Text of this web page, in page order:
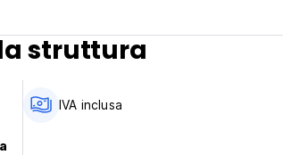
di valore possono essere gestiti in una
stazione di Otaru, ritiro bagagli gratuito e
Resort 40 minuti, Sapporo Kokusai Ski
Tenguyama Ski Resort 5 minuti, ideale
from original language)
struttura
IVA inclusa